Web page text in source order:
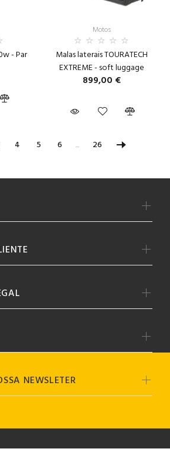
- Par
Motos
Malas laterais TOURATECH
EXTREME - soft luggage
899,00 €
4 5 6 ... 26
NEWSLETER